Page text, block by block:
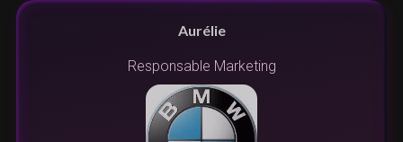
Aurélie
Responsable Marketing